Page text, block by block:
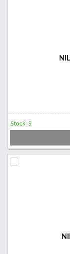
Stock: 9